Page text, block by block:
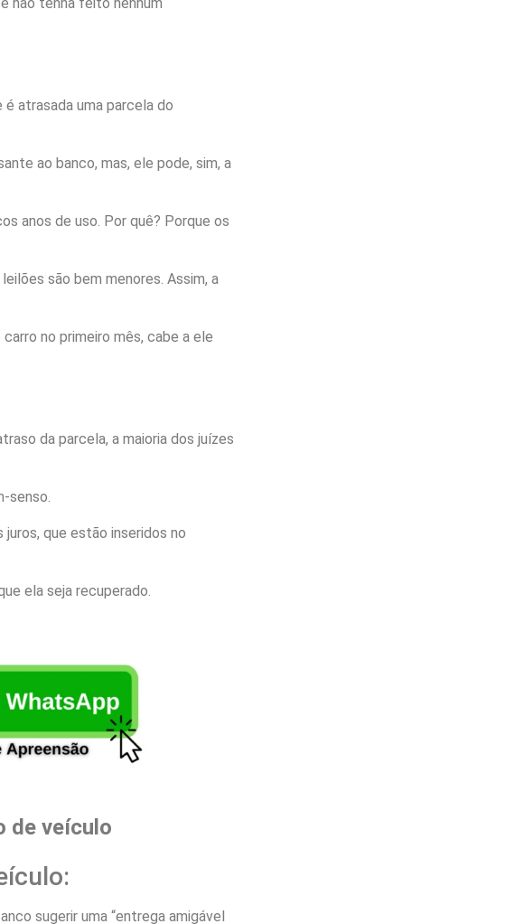
não tenha feito nenhum
atrasada uma parcela do
ao banco, mas, ele pode, sim, a
anos de uso. Por quê? Porque os
são bem menores. Assim, a
no primeiro mês, cabe a ele
da parcela, a maioria dos juízes
senso.
que estão inseridos no
ela seja recuperado.
de veículo
sugerir uma “entrega amigável